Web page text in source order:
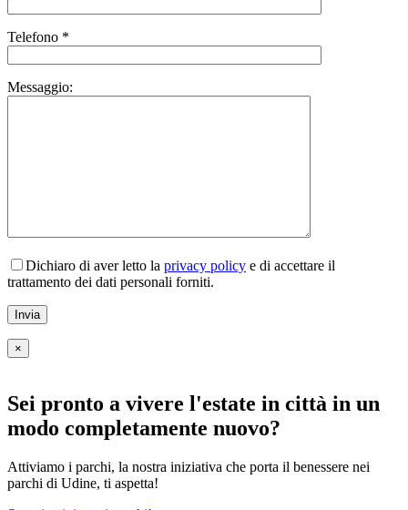
Telefono *
Messaggio:
Dichiaro di aver letto la privacy policy e di accettare il
trattamento dei dati personali forniti.
×
Sei pronto a vivere l'estate in città in un
modo completamente nuovo?
Attiviamo i parchi, la nostra iniziativa che porta il benessere nei
parchi di Udine, ti aspetta!